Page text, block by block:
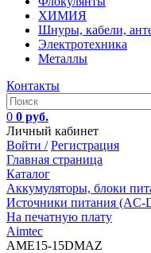
ХИМИЯ
Шнуры, кабели,
Электротехника
Металлы
Контакты
0 0 руб.
Личный кабинет
Войти / Регистрация
Главная страница
Каталог
Аккумуляторы, блоки
Источники питания (AC-
На печатную плату
Aimtec
AME15-15DMAZ